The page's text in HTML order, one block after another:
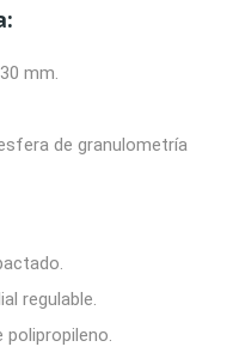
mm.
de granulometría
regulable.
polipropileno.